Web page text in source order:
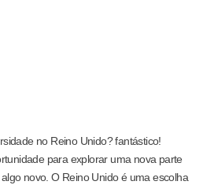
no Reino Unido? fantástico!
para explorar uma nova parte
novo. O Reino Unido é uma escolha